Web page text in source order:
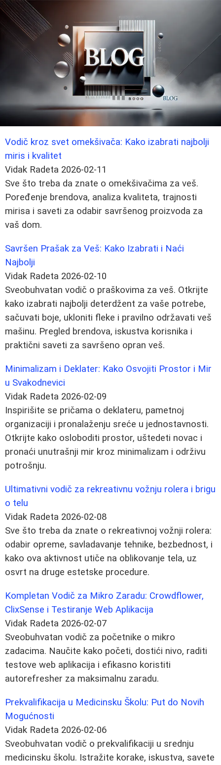
Vodič kroz svet omekšivača: Kako izabrati najbolji
miris i kvalitet
Vidak Radeta 2026-02-11
Sve što treba da znate o omekšivačima za veš.
Poređenje brendova, analiza kvaliteta, trajnosti
mirisa i saveti za odabir savršenog proizvoda za
vaš dom.
Savršen Prašak za Veš: Kako Izabrati i Naći
Najbolji
Vidak Radeta 2026-02-10
Sveobuhvatan vodič o praškovima za veš. Otkrijte
kako izabrati najbolji deterdžent za vaše potrebe,
sačuvati boje, ukloniti fleke i pravilno održavati veš
mašinu. Pregled brendova, iskustva korisnika i
praktični saveti za savršeno opran veš.
Minimalizam i Deklater: Kako Osvojiti Prostor i Mir
u Svakodnevici
Vidak Radeta 2026-02-09
Inspirišite se pričama o deklateru, pametnoj
organizaciji i pronalaženju sreće u jednostavnosti.
Otkrijte kako osloboditi prostor, uštedeti novac i
pronaći unutrašnji mir kroz minimalizam i održivu
potrošnju.
Ultimativni vodič za rekreativnu vožnju rolera i brigu
o telu
Vidak Radeta 2026-02-08
Sve što treba da znate o rekreativnoj vožnji rolera:
odabir opreme, savladavanje tehnike, bezbednost, i
kako ova aktivnost utiče na oblikovanje tela, uz
osvrt na druge estetske procedure.
Kompletan Vodič za Mikro Zaradu: Crowdflower,
ClixSense i Testiranje Web Aplikacija
Vidak Radeta 2026-02-07
Sveobuhvatan vodič za početnike o mikro
zadacima. Naučite kako početi, dostići nivo, raditi
testove web aplikacija i efikasno koristiti
autorefresher za maksimalnu zaradu.
Prekvalifikacija u Medicinsku Školu: Put do Novih
Mogućnosti
Vidak Radeta 2026-02-06
Sveobuhvatan vodič o prekvalifikaciji u srednju
medicinsku školu. Istražite korake, iskustva, savete